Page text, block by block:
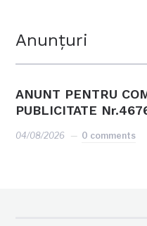
Anunțuri
ANUNT PENTRU
PUBLICITATE
04/08/2026 0 comments